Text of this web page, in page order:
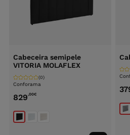
Cabeceira semipele
VITORIA MOLAFLEX
Conforama
(0)
829,00€